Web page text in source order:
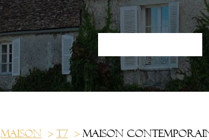
Maison T7 Maison